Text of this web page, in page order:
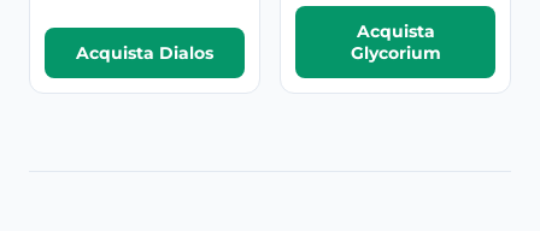
Acquista Dialos
Acquista
Glycorium